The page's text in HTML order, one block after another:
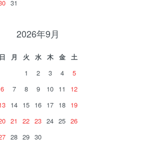
31
2026年9月
日 月 火 水 木 金
土
1
2 3 4
5
6
7 8 9 10 11
12
14 15 16 17 18 19
21 22 23 24 25 26
28 29 30